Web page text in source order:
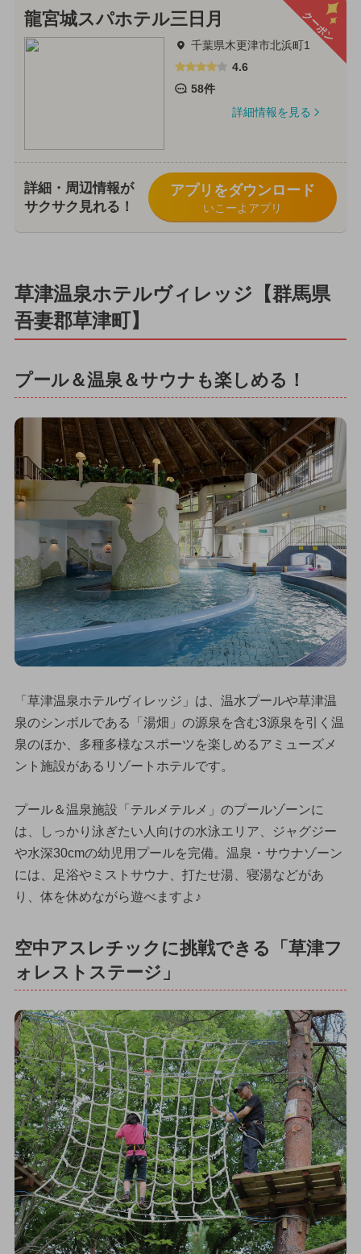
クーポン
龍宮城スパホテル三日月
千葉県木更津市北浜町1
4.6
58件
詳細情報を見る
詳細・周辺情報が
サクサク見れる！
アプリをダウンロード
いこーよアプリ
草津温泉ホテルヴィレッジ【群馬県
吾妻郡草津町】
プール＆温泉＆サウナも楽しめる！
「草津温泉ホテルヴィレッジ」は、温水プールや草津温
泉のシンボルである「湯畑」の源泉を含む3源泉を引く温
泉のほか、多種多様なスポーツを楽しめるアミューズメ
ント施設があるリゾートホテルです。
プール＆温泉施設「テルメテルメ」のプールゾーンに
は、しっかり泳ぎたい人向けの水泳エリア、ジャグジー
や水深30cmの幼児用プールを完備。温泉・サウナゾーン
には、足浴やミストサウナ、打たせ湯、寝湯などがあ
り、体を休めながら遊べますよ♪
空中アスレチックに挑戦できる「草津フ
ォレストステージ」